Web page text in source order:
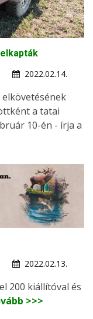
2022.02.14.
a tatai
10-én - írja a
2022.02.13.
200 kiállítóval és
>>>